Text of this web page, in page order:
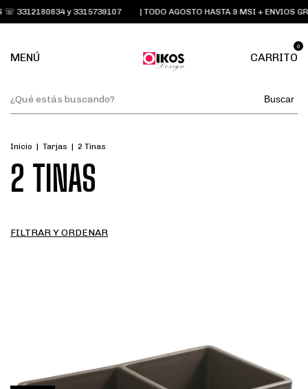
☏ 3312180834 y 3315739107 | TODO AGOSTO HASTA 9 MSI + ENVIOS
MENÚ CARRITO
0
Buscar
Inicio | Tarjas | 2 Tinas
2 TINAS
FILTRAR Y ORDENAR